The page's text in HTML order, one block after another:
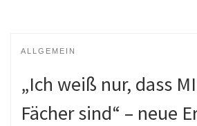
ALLGEMEIN
„Ich weiß nur, dass
Fächer sind“ – neue